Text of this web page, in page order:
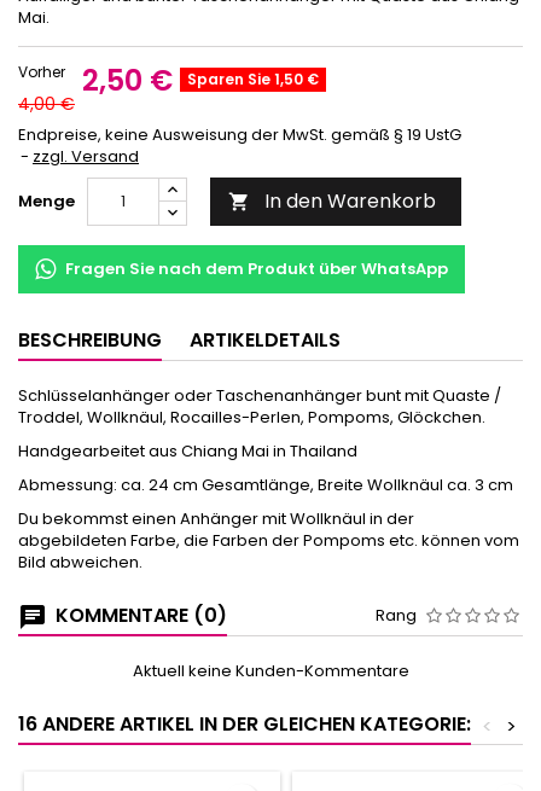
Mai.
Vorher
4,00 €
2,50 € Sparen Sie 1,50 €
Endpreise, keine Ausweisung der MwSt. gemäß § 19 UstG
zzgl. Versand
Menge
 In den Warenkorb
Fragen Sie nach dem Produkt über WhatsApp
BESCHREIBUNG ARTIKELDETAILS
Schlüsselanhänger oder Taschenanhänger bunt mit Quaste /
Troddel, Wollknäul, Rocailles-Perlen, Pompoms, Glöckchen.
Handgearbeitet aus Chiang Mai in Thailand
Abmessung: ca. 24 cm Gesamtlänge, Breite Wollknäul ca. 3 cm
Du bekommst einen Anhänger mit Wollknäul in der
abgebildeten Farbe, die Farben der Pompoms etc. können vom
Bild abweichen.
KOMMENTARE (0) Rang
Aktuell keine Kunden-Kommentare
16 ANDERE ARTIKEL IN DER GLEICHEN KATEGORIE: >
<